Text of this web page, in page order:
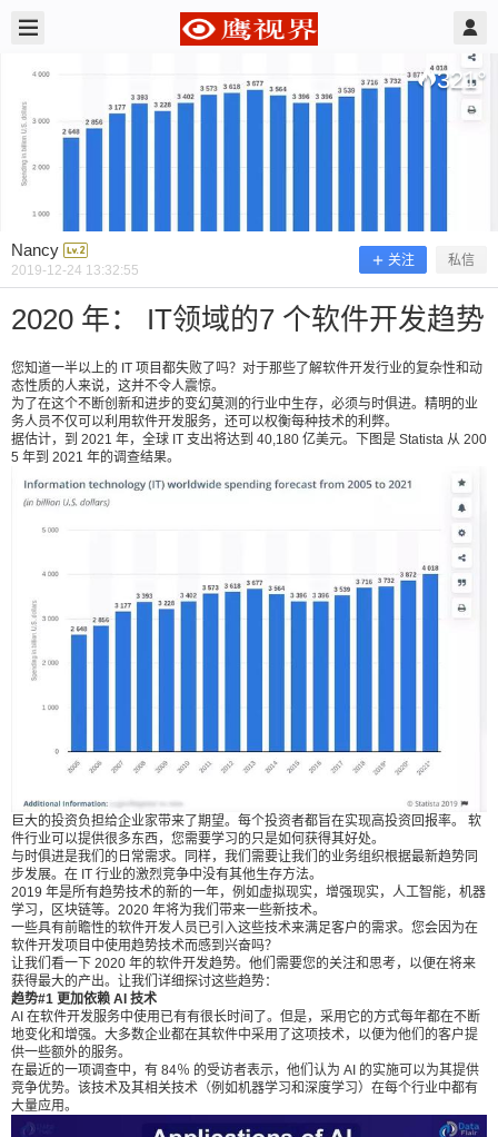
321°
Nancy
2019-12-24 13:32:55
关注 私信
2020 年： IT领域的7 个软件开发趋势
您知道一半以上的 IT 项目都失败了吗？对于那些了解软件开发行业的复杂性和动
态性质的人来说，这并不令人震惊。
为了在这个不断创新和进步的变幻莫测的行业中生存，必须与时俱进。精明的业
务人员不仅可以利用软件开发服务，还可以权衡每种技术的利弊。
据估计，到 2021 年，全球 IT 支出将达到 40,180 亿美元。下图是 Statista 从 200
5 年到 2021 年的调查结果。
巨大的投资负担给企业家带来了期望。每个投资者都旨在实现高投资回报率。 软
件行业可以提供很多东西，您需要学习的只是如何获得其好处。
与时俱进是我们的日常需求。同样，我们需要让我们的业务组织根据最新趋势同
步发展。在 IT 行业的激烈竞争中没有其他生存方法。
2019 年是所有趋势技术的新的一年，例如虚拟现实，增强现实，人工智能，机器
学习，区块链等。2020 年将为我们带来一些新技术。
一些具有前瞻性的软件开发人员已引入这些技术来满足客户的需求。您会因为在
软件开发项目中使用趋势技术而感到兴奋吗？
让我们看一下 2020 年的软件开发趋势。他们需要您的关注和思考，以便在将来
获得最大的产出。让我们详细探讨这些趋势：
趋势#1 更加依赖 AI 技术
AI 在软件开发服务中使用已有有很长时间了。但是，采用它的方式每年都在不断
地变化和增强。大多数企业都在其软件中采用了这项技术，以便为他们的客户提
供一些额外的服务。
在最近的一项调查中，有 84％ 的受访者表示，他们认为 AI 的实施可以为其提供
竞争优势。该技术及其相关技术（例如机器学习和深度学习）在每个行业中都有
大量应用。
Nancy @ 鹰视界 2019/12/24
2020 年： IT领域的7 个软件开发趋势
您知道一半以上的 IT 项目都失败了吗？对于那些了
解软件开发行业的复杂性和动态性质的人来说，这
并不令人震惊。 为了在这个不断创新和进步的变幻
莫测的行业中生存，必须与时俱进。精明的业务人
员不仅可以利用软件开发服务，还可以权衡每种技
术的利弊。 据估计，到 2021 年，全球 IT 支出将达
到 40,180 亿美元。下图是 Statista 从 2005 年到 20
21 年的调查结果。 巨大的投资负担给企业家带来了
期望。每个投资者都旨在实现高投资回报率。 软件
得其好处。 与时俱进是我们的日常需求。同样，我
在 IT 行业的激烈竞争中没有其他生存方法。 2019
年是所有趋势技术的新的一年，例如虚拟现实，增
强现实，人工智能，机器学习，区块链等。2020 年
将为我们带来一些新技术。 一些具有前瞻性的软件
开发人员已引入这些技术来满足客户的需求。您会
因为在软件开发项目中使用趋势技术而感到兴奋
吗？ 让我们看一下 2020 年的软件开发趋势。他们
需要您的关注和思考，以便在将来获得最大的产
出。让我们详细探讨这些趋势： 趋势#1 更加依赖 A
I 技术 AI 在软件开发服务中使用已有有很长时间
了。但是，采用它的方式每年都在不断地变化和增
强。大多数企业都在其软件中采用了这项技术，以
扫描二维码继续阅读